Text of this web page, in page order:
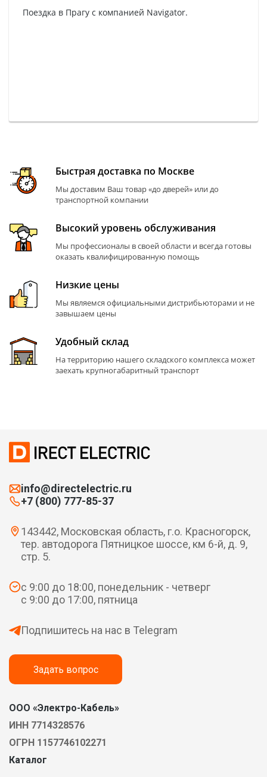
Поездка в Прагу с компанией Navigator.
Быстрая доставка по Москве
Мы доставим Ваш товар «до дверей» или до
транспортной компании
Высокий уровень обслуживания
Мы профессионалы в своей области и всегда готовы
оказать квалифицированную помощь
Низкие цены
Мы являемся официальными дистрибьюторами и не
завышаем цены
Удобный склад
На территорию нашего складского комплекса может
заехать крупногабаритный транспорт
info@directelectric.ru
+7 (800) 777-85-37
143442, Московская область, г.о. Красногорск,
тер. автодорога Пятницкое шоссе, км 6-й, д. 9,
стр. 5.
с 9:00 до 18:00, понедельник - четверг
с 9:00 до 17:00, пятница
Подпишитесь на нас в Telegram
Задать вопрос
ООО «Электро-Кабель»
ИНН 7714328576
ОГРН 1157746102271
Каталог